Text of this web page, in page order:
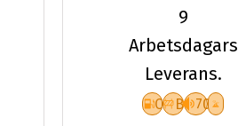
TURANZA
AS 6 XL
9
Arbetsdagars
Leverans.
C B 70